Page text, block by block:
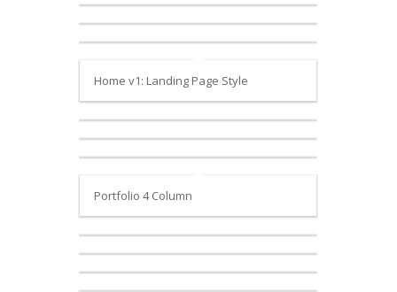
Home v1: Landing Page Style
Portfolio 4 Column